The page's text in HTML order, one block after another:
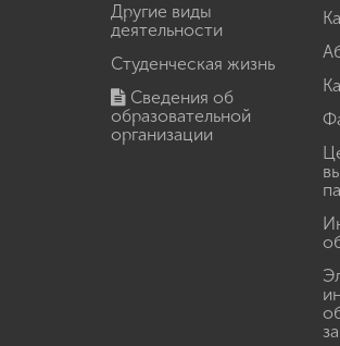
Другие виды
деятельности
Студенческая жизнь
Сведения об
образовательной
организации